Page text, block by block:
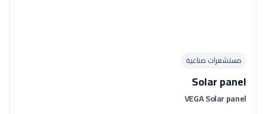
مستشعرات صناعية
Solar panel
VEGA Solar panel